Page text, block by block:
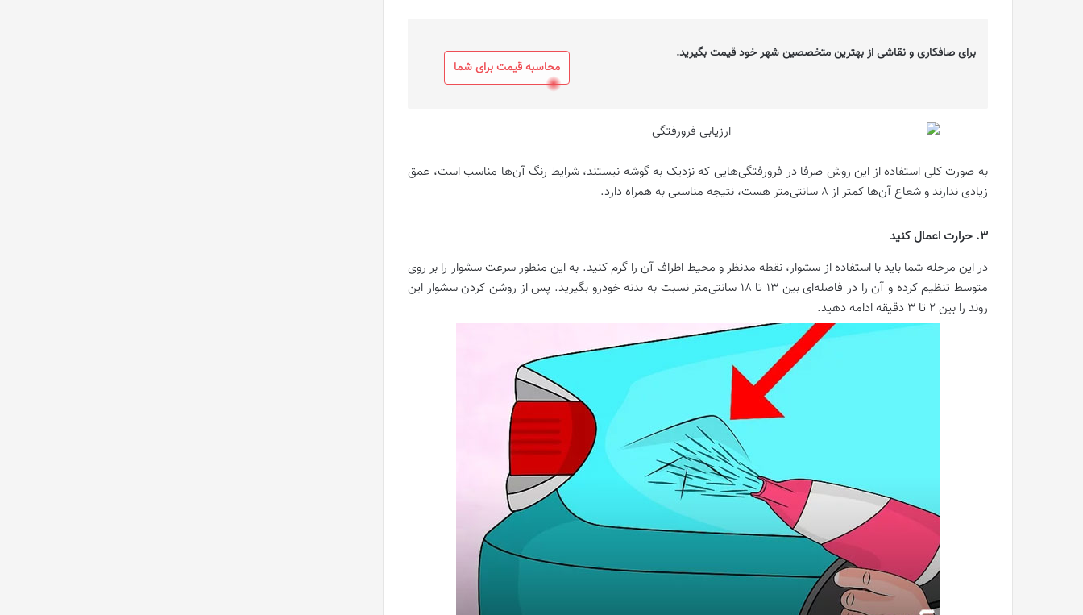
برای صافکاری و نقاشی از بهترین متخصصین شهر خود قیمت بگیرید.
محاسبه قیمت برای شما
به صورت کلی استفاده از این روش صرفا در فرورفتگی‌هایی که نزدیک به گوشه نیستند، شرایط رنگ آن‌ها مناسب است، عمق
زیادی ندارند و شعاع آن‌ها کمتر از 8 سانتی‌متر هست، نتیجه مناسبی به همراه دارد.
3. حرارت اعمال کنید
در این مرحله شما باید با استفاده از سشوار، نقطه مدنظر و محیط اطراف آن را گرم کنید. به این منظور سرعت سشوار را بر روی
متوسط تنظیم کرده و آن را در فاصله‌ای بین 13 تا 18 سانتی‌متر نسبت به بدنه خودرو بگیرید. پس از روشن کردن سشوار این
روند را بین 2 تا 3 دقیقه ادامه دهید.